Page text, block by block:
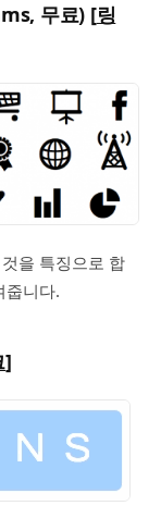
무료) [링
을 특징으로 합
줍니다.
]